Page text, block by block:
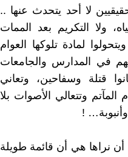
لا أحد يتحدث عنها ..
ولا التكريم بعد الممات
لمادة تلوكها العوام
في المدارس والجامعات
قتلة وسفاحين، وتعاني
وتتعالي الأصوات بلا
!
أن نراها هي أن قائمة طويلة